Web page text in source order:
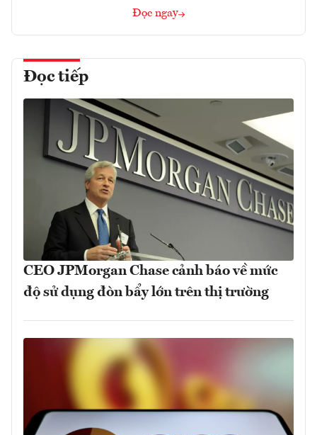
Đọc ngay
Đọc tiếp
CEO JPMorgan Chase cảnh báo về mức
độ sử dụng đòn bẩy lớn trên thị trường